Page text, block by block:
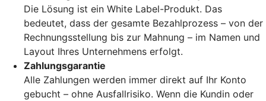
Die Lösung ist ein White Label-Produkt. Das
bedeutet, dass der gesamte Bezahlprozess – von der
Rechnungsstellung bis zur Mahnung – im Namen und
Layout Ihres Unternehmens erfolgt.
Zahlungsgarantie
Alle Zahlungen werden immer direkt auf Ihr Konto
gebucht – ohne Ausfallrisiko. Wenn die Kundin oder